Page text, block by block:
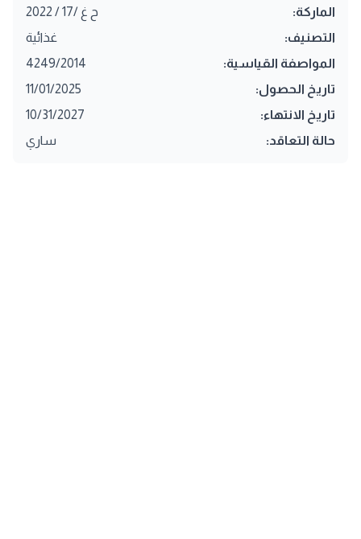
الماركة:
ح غ /17 / 2022
التصنيف:
غذائية
المواصفة القياسية:
4249/2014
تاريخ الحصول:
11/01/2025
تاريخ الانتهاء:
10/31/2027
حالة التعاقد:
ساري